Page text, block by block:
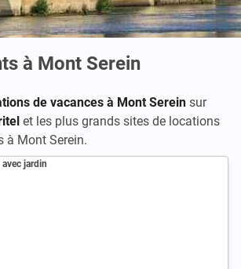
à Mont Serein
de vacances à Mont Serein sur
et les plus grands sites de locations
à Mont Serein.